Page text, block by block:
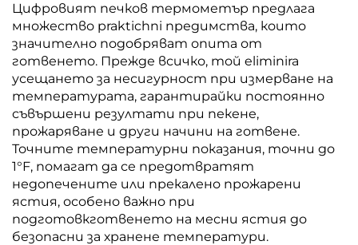
Цифровият печков термометър предлага
множество praktichni предимства, които
значително подобряват опита от
готвенето. Прежде всичко, той eliminira
усещането за несигурност при измерване на
температурата, гарантирайки постоянно
съвършени резултати при пекене,
прожаряване и други начини на готвене.
Точните температурни показания, точни до
1°F, помагат да се предотвратят
недопечените или прекалено прожарени
ястия, особено важно при
подготовкготвенето на месни ястия до
безопасни за хранене температури.